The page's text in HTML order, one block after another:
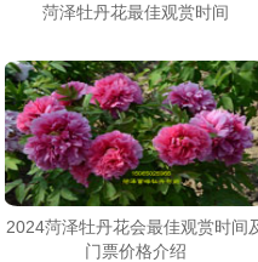
菏泽牡丹花最佳观赏时间
2024菏泽牡丹花会最佳观赏时间
门票价格介绍